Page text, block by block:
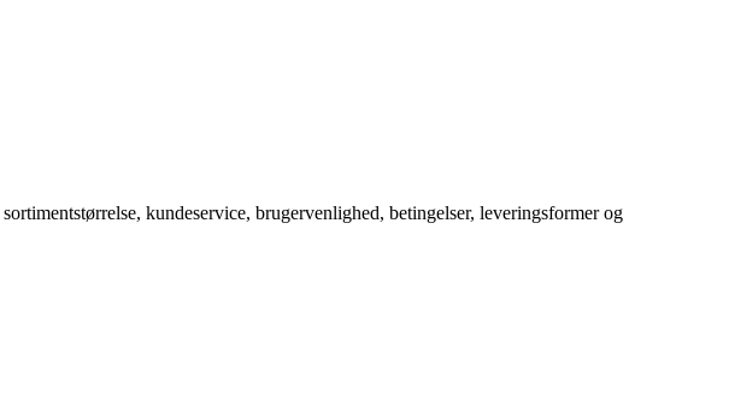
kundeservice, brugervenlighed, betingelser, leveringsformer og